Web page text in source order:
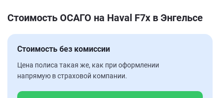
Стоимость ОСАГО на Haval F7x в Энгельсе
Стоимость без комиссии
Цена полиса такая же, как при оформлении
напрямую в страховой компании.